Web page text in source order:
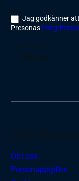
Jag godkänner
Presonas
Om oss
Personuppgifter